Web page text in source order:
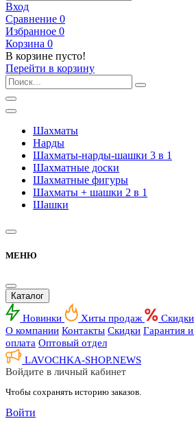
Вход
Сравнение 0
Избранное 0
Корзина 0
В корзине пусто!
Перейти в корзину
Шахматы
Нарды
Шахматы-нарды-шашки 3 в 1
Шахматные доски
Шахматные фигуры
Шахматы + шашки 2 в 1
Шашки
МЕНЮ
Каталог
Новинки Хиты продаж
Скидки
О компании Контакты Скидки Гарантия
оплата Оптовый отдел
LAVOCHKA-SHOP.NEWS
Войдите в личный кабинет
Чтобы сохранять историю заказов.
Войти